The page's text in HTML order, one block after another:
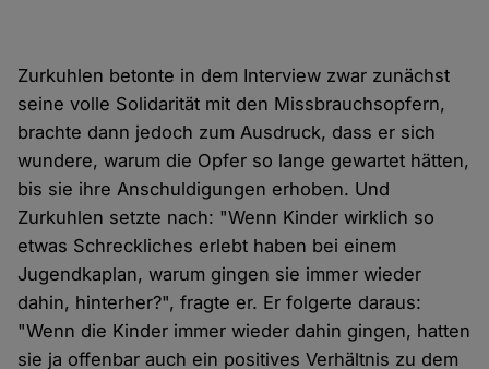
Zurkuhlen betonte in dem Interview zwar zunächst
seine volle Solidarität mit den Missbrauchsopfern,
brachte dann jedoch zum Ausdruck, dass er sich
wundere, warum die Opfer so lange gewartet hätten,
bis sie ihre Anschuldigungen erhoben. Und
Zurkuhlen setzte nach: "Wenn Kinder wirklich so
etwas Schreckliches erlebt haben bei einem
Jugendkaplan, warum gingen sie immer wieder
dahin, hinterher?", fragte er. Er folgerte daraus:
"Wenn die Kinder immer wieder dahin gingen, hatten
sie ja offenbar auch ein positives Verhältnis zu dem